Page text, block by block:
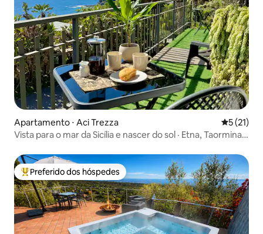
Apartamento ⋅ Aci Trezza 5 de uma
5 (21)
Vista para o mar da Sicília e nascer do sol · Etna, Taormina,
Entre os melhores preferidos dos hóspedes
Preferido dos hóspedes